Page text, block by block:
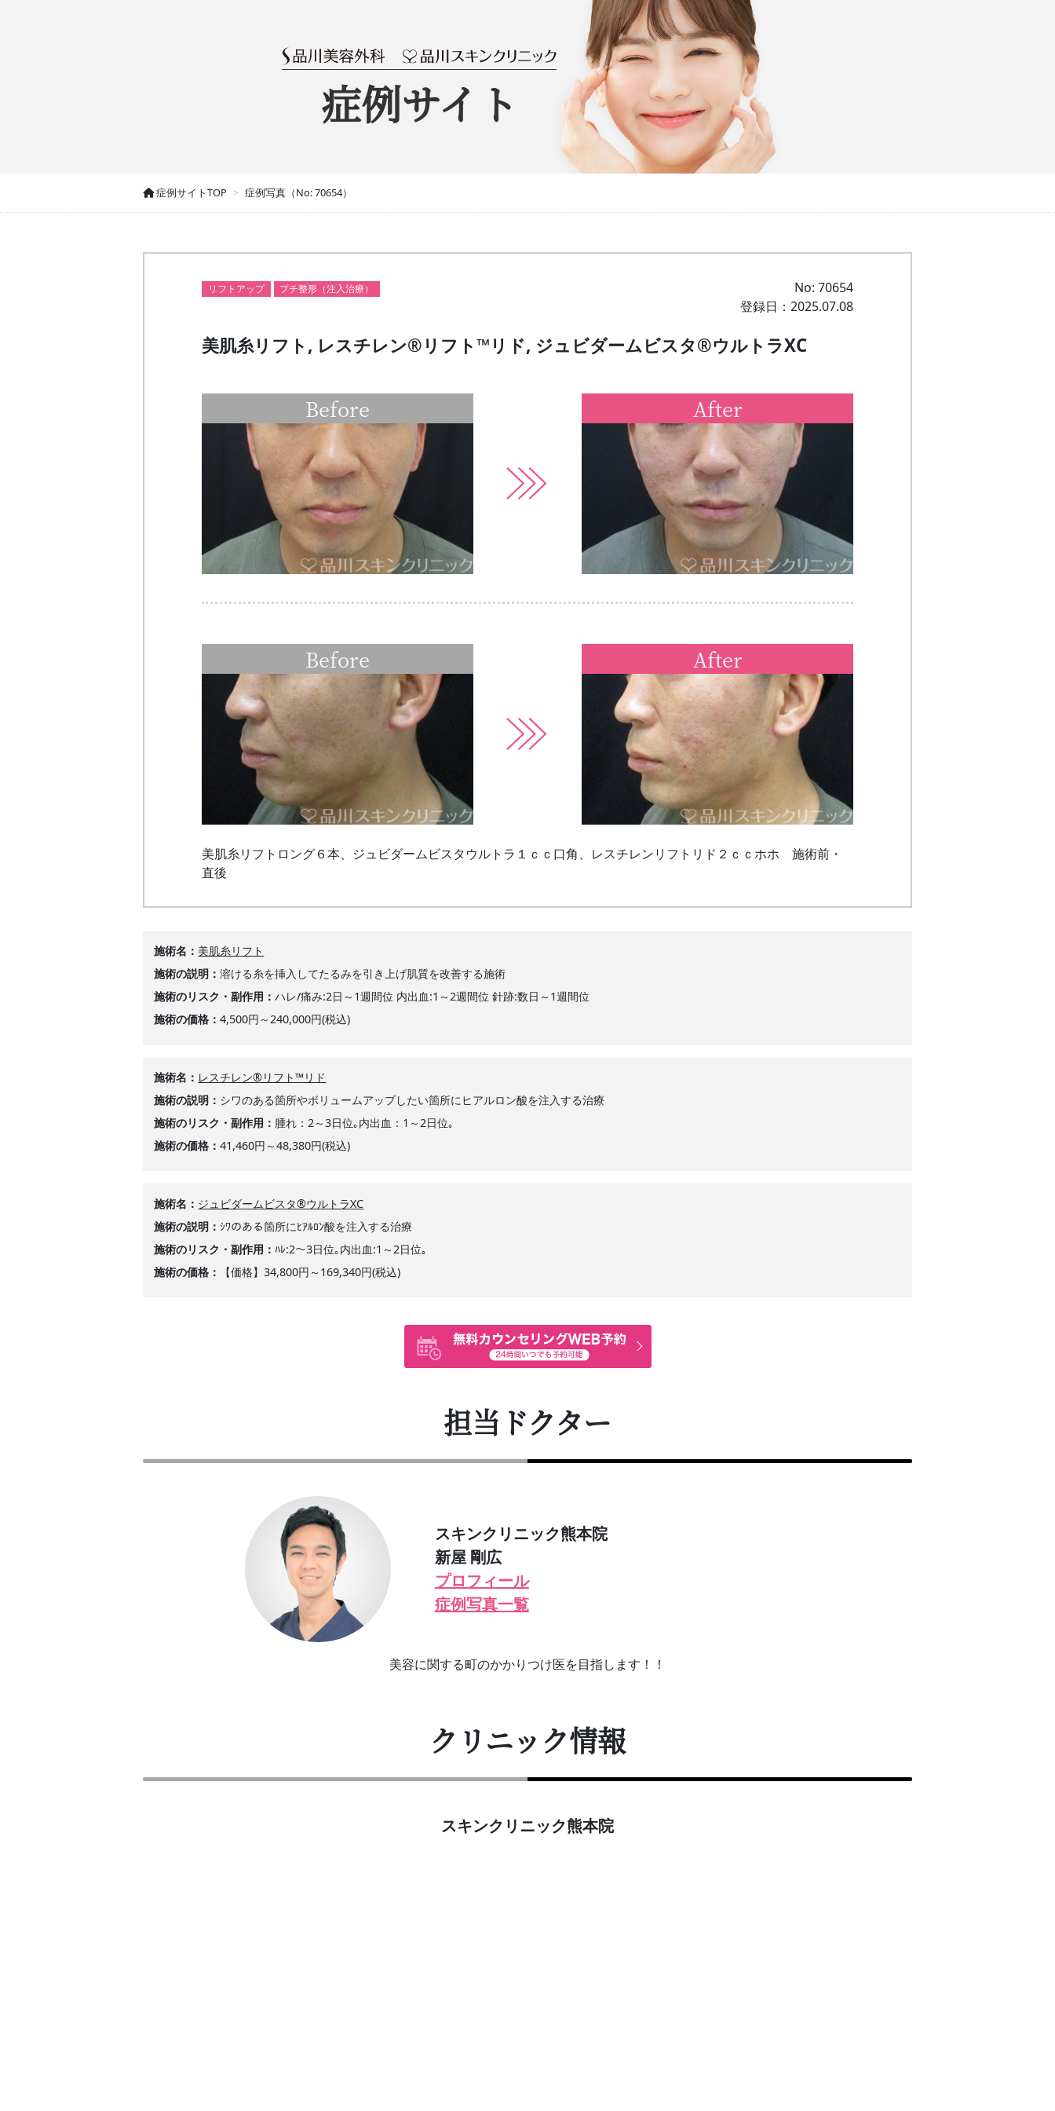
症例サイト
症例サイトTOP 症例写真（No: 70654）
No: 70654
登録日：2025.07.08
リフトアップ プチ整形（注入治療）
美肌糸リフト, レスチレン®リフト™リド, ジュビダームビスタ®ウルトラXC
Before After
Before After
美肌糸リフトロング６本、ジュビダームビスタウルトラ１ｃｃ口角、レスチレンリフトリド２ｃｃホホ 施術前・
直後
施術名
美肌糸リフト
施術の説明
溶ける糸を挿入してたるみを引き上げ肌質を改善する施術
施術のリスク・副作用
ハレ/痛み:2日～1週間位 内出血:1～2週間位 針跡:数日～1週間位
施術の価格
4,500円～240,000円(税込)
施術名
レスチレン®リフト™リド
施術の説明
シワのある箇所やボリュームアップしたい箇所にヒアルロン酸を注入する治療
施術のリスク・副作用
腫れ：2～3日位｡内出血：1～2日位｡
施術の価格
41,460円～48,380円(税込)
施術名
ジュビダームビスタ®ウルトラXC
施術の説明
ｼﾜのある箇所にﾋｱﾙﾛﾝ酸を注入する治療
施術のリスク・副作用
ﾊﾚ:2～3日位｡内出血:1～2日位｡
施術の価格
【価格】34,800円～169,340円(税込)
担当ドクター
スキンクリニック熊本院
新屋 剛広
プロフィール
症例写真一覧
美容に関する町のかかりつけ医を目指します！！
クリニック情報
スキンクリニック熊本院